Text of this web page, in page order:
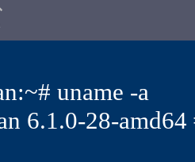
uname -a
6.1.0-28-